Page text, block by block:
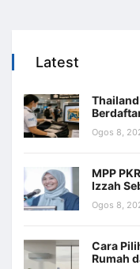
Latest
Ogos 8,
MPP
Izzah
Ogos 8,
Cara
Rumah